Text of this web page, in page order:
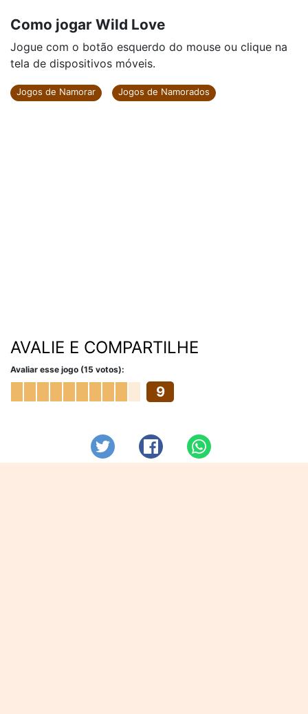
Como jogar Wild Love
Jogue com o botão esquerdo do mouse ou clique na
tela de dispositivos móveis.
Jogos de Namorar Jogos de Namorados
AVALIE E COMPARTILHE
Avaliar esse jogo (15 votos):
9